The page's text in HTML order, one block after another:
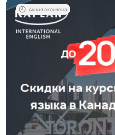
Акция окончена